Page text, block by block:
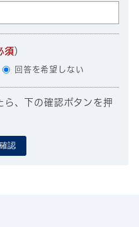
須）
回答を希望しない
ら、下の確認ボタンを押
確認